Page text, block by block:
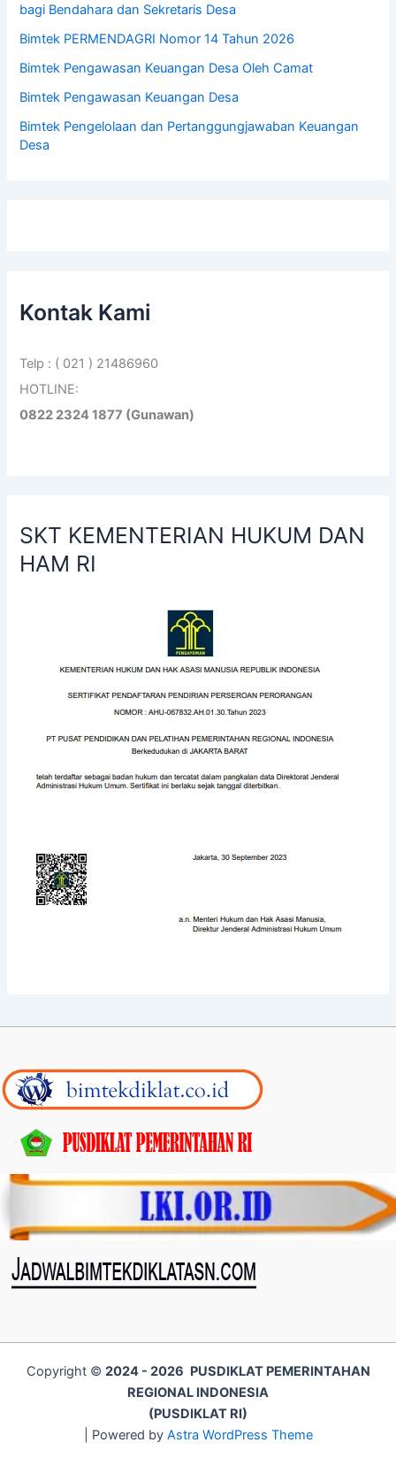
bagi Bendahara dan Sekretaris Desa
Bimtek PERMENDAGRI Nomor 14 Tahun 2026
Bimtek Pengawasan Keuangan Desa Oleh Camat
Bimtek Pengawasan Keuangan Desa
Bimtek Pengelolaan dan Pertanggungjawaban Keuangan
Desa
Kontak Kami
Telp : ( 021 ) 21486960
HOTLINE:
0822 2324 1877 (Gunawan)
SKT KEMENTERIAN HUKUM DAN
HAM RI
Copyright © 2024 - 2026 PUSDIKLAT PEMERINTAHAN
REGIONAL INDONESIA
(PUSDIKLAT RI)
| Powered by Astra WordPress Theme